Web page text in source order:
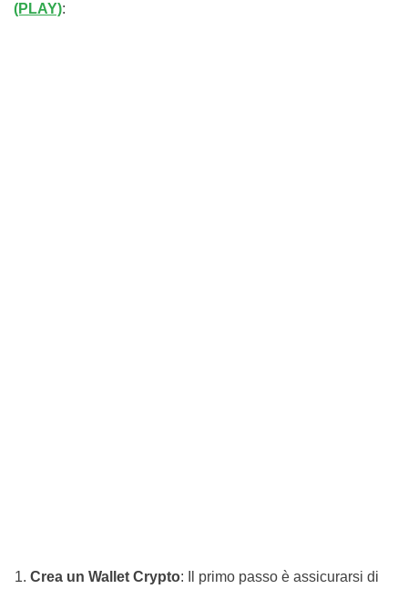
(PLAY):
Crea un Wallet Crypto: Il primo passo è assicurarsi di